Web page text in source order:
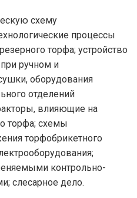
схему
процессы
торфа; устройство
ручном и
оборудования
отделений
влияющие на
торфа; схемы
торфобрикетного
контрольно-
слесарное дело.